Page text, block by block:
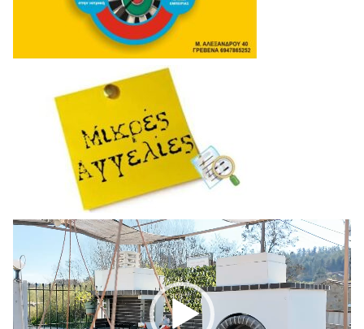
Πρόγραμμα
Αναπαραγωγής
Βίντεο